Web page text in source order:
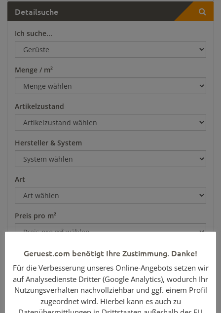
Detailsuche
Ich suche...
Menge / m²
Artikelzustand
Hersteller & System
Art
Preis pro m²
Geruest.com benötigt Ihre Zustimmung. Danke!
Für die Verbesserung unseres Online-Angebots setzen wir
auf Analysedienste Dritter (Google Analytics), wodurch Ihr
Nutzungsverhalten nachvollziehbar und ggf. einem Profil
zugeordnet wird. Hierbei kann es auch zu